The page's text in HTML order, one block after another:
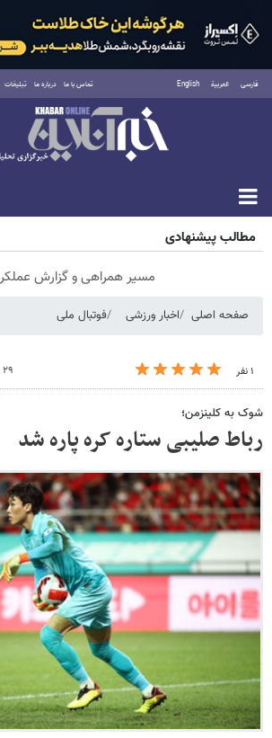
فارسی العربية English تماس با ما درباره ما تبلیغات
پنجشنبه ۱۵ مرداد ۱۴۰۵
مطالب پیشنهادی
مسیر همراهی و گزارش عملکرد
صفحه اصلی اخبار ورزشی فوتبال ملی
۱ نفر ۲۹ دی ۱۴۰۲ - ۱۱:۵۹
شوک به کلینزمن؛
رباط صلیبی ستاره کره پاره شد